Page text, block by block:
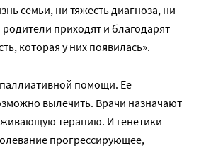
семьи, ни тяжесть диагноза, ни
приходят и благодарят
которая у них появилась».
помощи. Ее
вылечить. Врачи назначают
терапию. И генетики
прогрессирующее,